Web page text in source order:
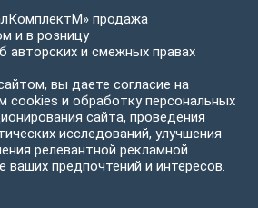
продажа
и в розницу
и смежных правах
вы даете согласие на
cookies и обработку персональных
сайта, проведения
исследований, улучшения
релевантной рекламной
ваших предпочтений и интересов.